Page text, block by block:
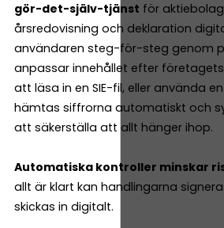
gör-det-själv-tjänst för
årsredovisning och deklaration
användaren steg-för-steg genom
anpassar innehållet efter
att läsa in en SIE-fil, eller använda
hämtas siffrorna automatiskt och
att säkerställa att allt hänger ihop.
Automatiska kontroller minskar
allt är klart kan handlingarna
skickas in digitalt.